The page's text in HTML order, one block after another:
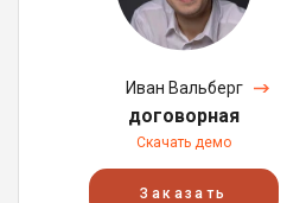
Иван Вальберг
договорная
Скачать демо
Заказать